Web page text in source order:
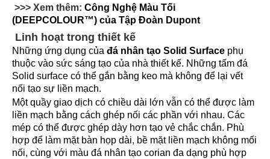
>>> Xem thêm: Công Nghệ Màu Tối
(DEEPCOLOUR™) của Tập Đoàn Dupont
Linh hoạt trong thiết kế
Những ứng dụng của đá nhân tạo Solid Surface phụ
thuộc vào sức sáng tạo của nhà thiết kế. Những tấm đá
Solid surface có thể gắn bằng keo mà không để lại vết
nối tạo sự liền mạch.
Một quầy giao dịch có chiều dài lớn vẫn có thể được làm
liền mạch bằng cách ghép nối các phần với nhau. Các
mép có thể được ghép dày hơn tạo vẻ chắc chắn. Phù
hợp để làm mặt bàn họp dài, bề mặt liền mạch không mối
nối, cùng với màu đá nhân tạo corian đa dạng phù hợp